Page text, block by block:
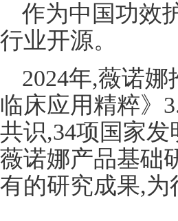
作为中国功效
行业开源。
2024年,薇诺
临床应用精粹》
共识,34项国家
薇诺娜产品基础
有的研究成果,